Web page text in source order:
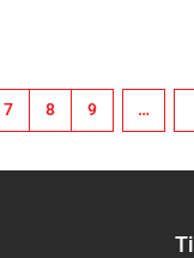
7 8 9 …